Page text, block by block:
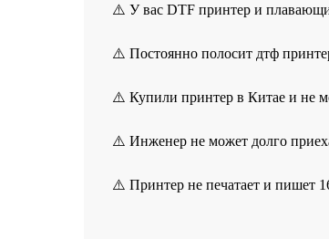
⚠️ У вас DTF принтер и
⚠️ Постоянно полосит дтф
⚠️ Купили принтер в Китае и не
⚠️ Инженер не может долго
⚠️ Принтер не печатает и пишет